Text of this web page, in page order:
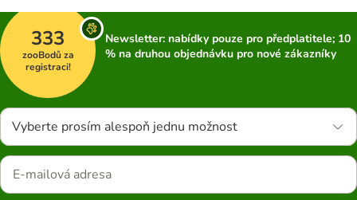
333
zooBodů za
registraci!
Newsletter: nabídky pouze pro předplatitele; 10
% na druhou objednávku pro nové zákazníky
Vyberte prosím alespoň jednu možnost